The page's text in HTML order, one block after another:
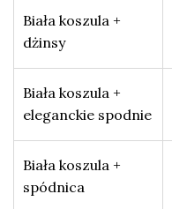
Biała koszula +
dżinsy
Biała koszula +
eleganckie spodnie
Biała koszula +
spódnica